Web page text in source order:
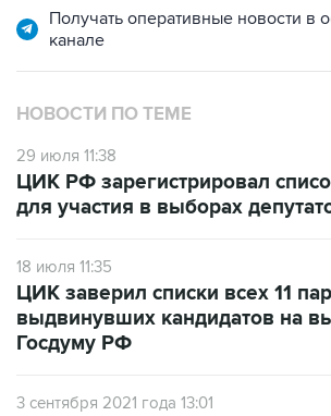
Получать оперативные новости в
канале
НОВОСТИ ПО ТЕМЕ
29 июля 11:38
ЦИК РФ зарегистрировал
для участия в выборах
18 июля 11:35
ЦИК заверил списки всех 11
выдвинувших кандидатов на
Госдуму РФ
3 сентября 2021 года 13:01